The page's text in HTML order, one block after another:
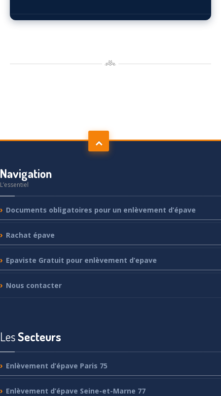
Navigation
L’essentiel
Documents obligatoires pour un enlèvement d’épave
Rachat épave
Epaviste Gratuit pour enlèvement d’epave
Nous contacter
LesSecteurs
Enlèvement d’épave Paris 75
Enlèvement d’épave Seine-et-Marne 77